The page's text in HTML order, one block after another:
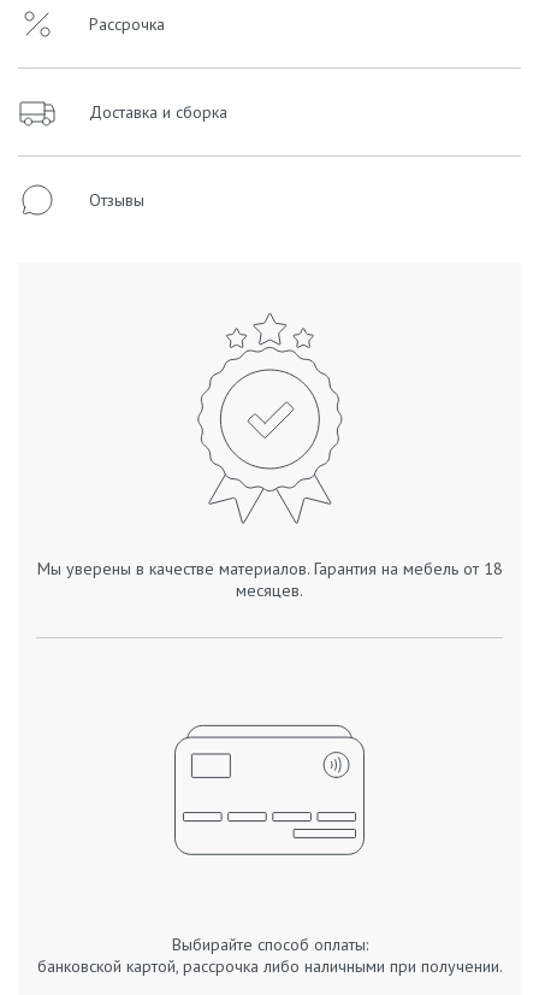
Рассрочка
Доставка и сборка
Отзывы
Мы уверены в качестве материалов. Гарантия на мебель от 18
месяцев.
Выбирайте способ оплаты:
банковской картой, рассрочка либо наличными при получении.